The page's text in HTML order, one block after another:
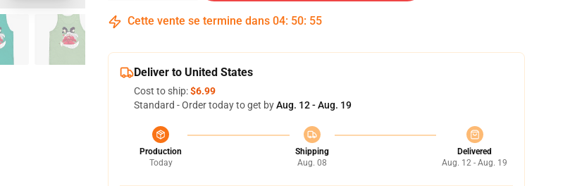
Cette vente se termine dans 04: 50: 54
Deliver to United States
Cost to ship:$6.99
Standard - Order today to get byAug. 12 - Aug. 19
Production
Today
Shipping
Aug. 08
Delivered
Aug. 12 - Aug. 19